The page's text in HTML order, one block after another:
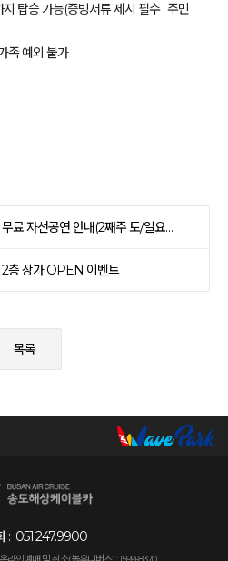
탑승 가능(증빙서류 제시 필수 : 주민
족 예외 불가
송도스카이파크 무료 자선공연 안내(2째주 토/일요일, 4째주 일요일)
층 상가 OPEN 이벤트
목록
: 051.247.9900